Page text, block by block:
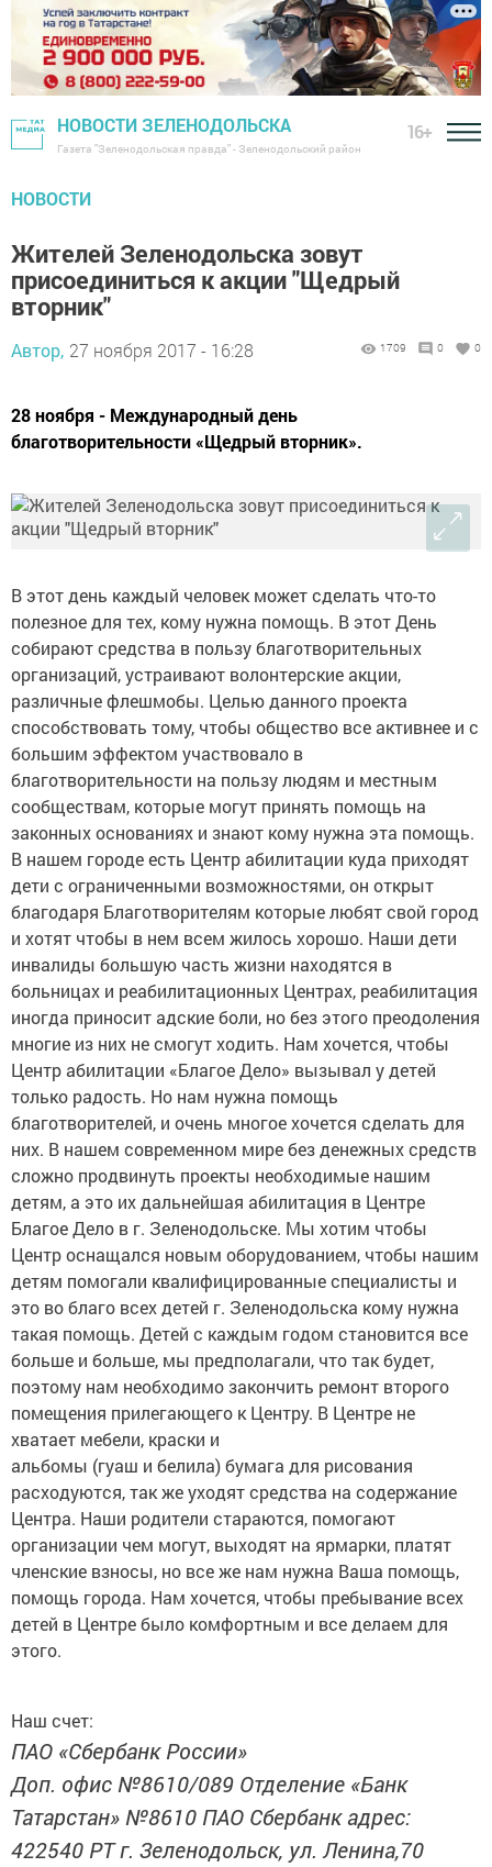
НОВОСТИ ЗЕЛЕНОДОЛЬСКА
Газета "Зеленодольская правда" - Зеленодольский район
16+
НОВОСТИ
Жителей Зеленодольска зовут
присоединиться к акции "Щедрый
вторник"
Автор, 27 ноября 2017 - 16:28 1709 0 0
28 ноября - Международный день
благотворительности «Щедрый вторник».
В этот день каждый человек может сделать что-то
полезное для тех, кому нужна помощь. В этот День
собирают средства в пользу благотворительных
организаций, устраивают волонтерские акции,
различные флешмобы. Целью данного проекта
способствовать тому, чтобы общество все активнее и с
большим эффектом участвовало в
благотворительности на пользу людям и местным
сообществам, которые могут принять помощь на
законных основаниях и знают кому нужна эта помощь.
В нашем городе есть Центр абилитации куда приходят
дети с ограниченными возможностями, он открыт
благодаря Благотворителям которые любят свой город
и хотят чтобы в нем всем жилось хорошо. Наши дети
инвалиды большую часть жизни находятся в
больницах и реабилитационных Центрах, реабилитация
иногда приносит адские боли, но без этого преодоления
многие из них не смогут ходить. Нам хочется, чтобы
Центр абилитации «Благое Дело» вызывал у детей
только радость. Но нам нужна помощь
благотворителей, и очень многое хочется сделать для
них. В нашем современном мире без денежных средств
сложно продвинуть проекты необходимые нашим
детям, а это их дальнейшая абилитация в Центре
Благое Дело в г. Зеленодольске. Мы хотим чтобы
Центр оснащался новым оборудованием, чтобы нашим
детям помогали квалифицированные специалисты и
это во благо всех детей г. Зеленодольска кому нужна
такая помощь. Детей с каждым годом становится все
больше и больше, мы предполагали, что так будет,
поэтому нам необходимо закончить ремонт второго
помещения прилегающего к Центру. В Центре не
хватает мебели, краски и
альбомы (гуаш и белила) бумага для рисования
расходуются, так же уходят средства на содержание
Центра. Наши родители стараются, помогают
организации чем могут, выходят на ярмарки, платят
членские взносы, но все же нам нужна Ваша помощь,
помощь города. Нам хочется, чтобы пребывание всех
детей в Центре было комфортным и все делаем для
этого.
Наш счет:
ПАО «Сбербанк России»
Доп. офис №8610/089 Отделение «Банк
Татарстан» №8610 ПАО Сбербанк адрес:
422540 РТ г. Зеленодольск, ул. Ленина,70